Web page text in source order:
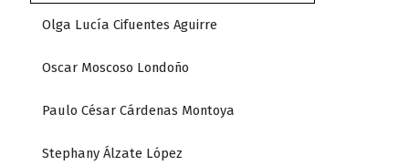
Olga Lucía Cifuentes Aguirre
Oscar Moscoso Londoño
Paulo César Cárdenas Montoya
Stephany Álzate López